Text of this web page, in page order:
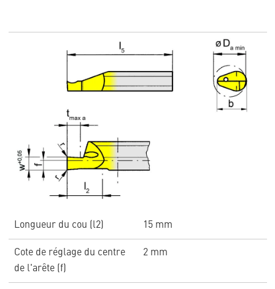
Longueur du cou (l2) 15 mm
Cote de réglage du centre
de l'arête (f)
2 mm